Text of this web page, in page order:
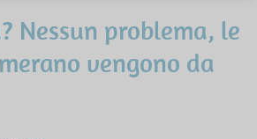
Nessun problema, le
vengono da